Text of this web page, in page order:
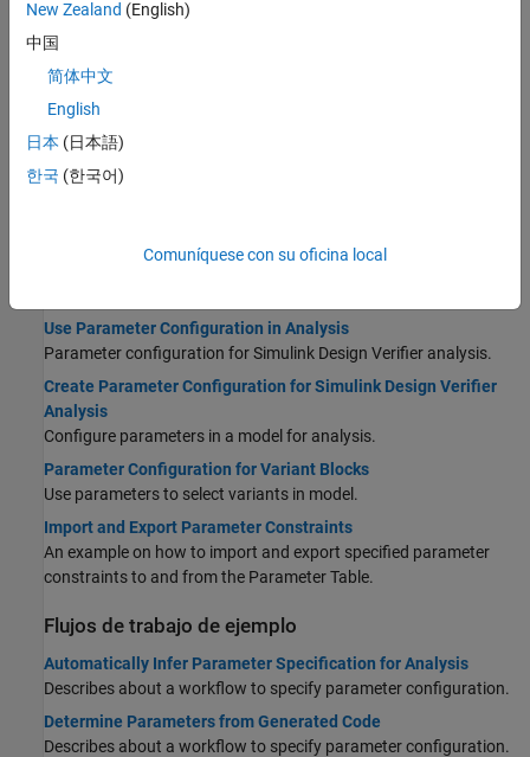
resultado un error en tiempo de ejecución en la lógica que
utilizar estos valores.
Conceptos básicos sobre la configuración de
Use Parameter Configuration in Analysis
Parameter configuration forSimulink Design Verifier analysis.
Create Parameter Configuration for Simulink Design Verifier
Analysis
Configure parameters in a model for analysis.
Parameter Configuration for Variant Blocks
Use parameters to select variants in model.
Import and Export Parameter Constraints
An example on how to import and export specified parameter
constraints to and from the Parameter Table.
Flujos de trabajo de ejemplo
Automatically Infer Parameter Specification for Analysis
Describes about a workflow to specify parameter configuration.
Determine Parameters from Generated Code
Describes about a workflow to specify parameter configuration.
New Zealand (English)
中国
简体中文
English
日本 (日本語)
한국 (한국어)
Comuníquese con su oficina local